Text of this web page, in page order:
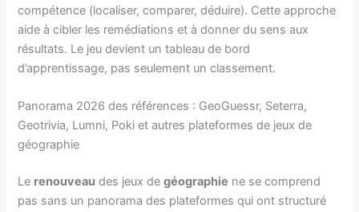
compétence (localiser, comparer, déduire). Cette approche
aide à cibler les remédiations et à donner du sens aux
résultats. Le jeu devient un tableau de bord
d’apprentissage, pas seulement un classement.
Panorama 2026 des références : GeoGuessr, Seterra,
Geotrivia, Lumni, Poki et autres plateformes de jeux de
géographie
Le renouveau des jeux degéographie ne se comprend
pas sans un panorama des plateformes qui ont structuré